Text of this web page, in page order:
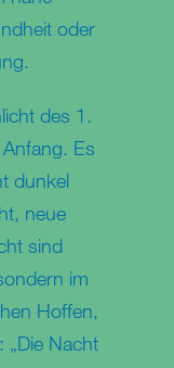
oder
des 1.
Es
dunkel
neue
sind
im
Hoffen,
„Die Nacht